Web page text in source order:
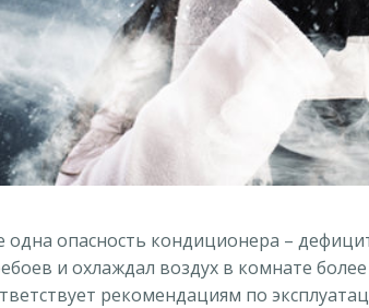
одна опасность кондиционера –
и охлаждал воздух в комнате
рекомендациям по